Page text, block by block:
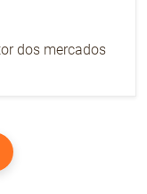
dos mercados